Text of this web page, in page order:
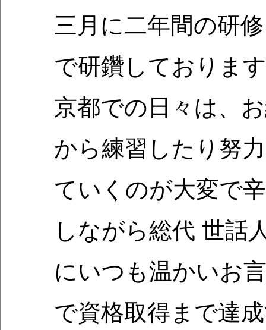
三月に二年間の研
で研鑽しておりま
京都での日々は、
から練習したり努
ていくのが大変で
しながら総代 世話
にいつも温かいお
で資格取得まで達